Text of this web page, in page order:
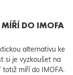
MÍŘÍ DO IMOFA
alternativu ke
si je vyzkoušet na
míří do IMOFA.